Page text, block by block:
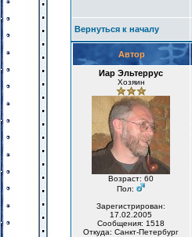
Вернуться к началу
Автор
Иар Эльтеррус
Хозяин
Возраст: 60
Пол:
Зарегистрирован:
17.02.2005
Сообщения: 1518
Откуда: Санкт-Петербург